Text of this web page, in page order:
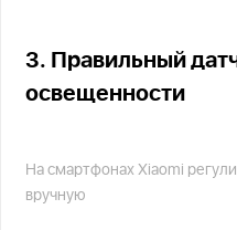
3. Правильный
освещенности
На смартфонах Xiaomi
вручную